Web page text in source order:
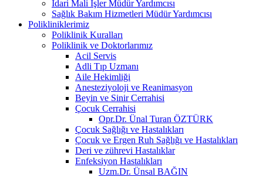
İdari Mali İşler Müdür Yardımcısı
Sağlık Bakım Hizmetleri Müdür Yardımcısı
Polikliniklerimiz
Poliklinik Kuralları
Poliklinik ve Doktorlarımız
Acil Servis
Adli Tıp Uzmanı
Aile Hekimliği
Anesteziyoloji ve Reanimasyon
Beyin ve Sinir Cerrahisi
Çocuk Cerrahisi
Opr.Dr. Ünal Turan ÖZTÜRK
Çocuk Sağlığı ve Hastalıkları
Çocuk ve Ergen Ruh Sağlığı ve Hastalıkları
Deri ve zührevi Hastalıklar
Enfeksiyon Hastalıkları
Uzm.Dr. Ünsal BAĞIN